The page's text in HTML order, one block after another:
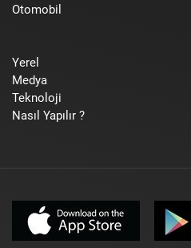
Otomobil
Yerel
Medya
Teknoloji
Nasıl Yapılır ?